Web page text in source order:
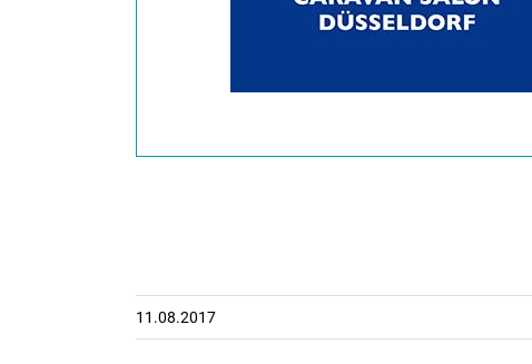
11.08.2017